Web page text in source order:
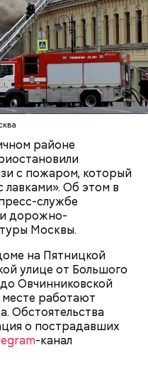
районе
с пожаром, который
Об этом в
службе
дорожно-
Москвы.
на Пятницкой
улице от Большого
Овчинниковской
работают
Обстоятельства
о пострадавших
-канал
и возвращали
деньгами и не
лишения свободы.
вернулись обратно,
— рассказывал
области